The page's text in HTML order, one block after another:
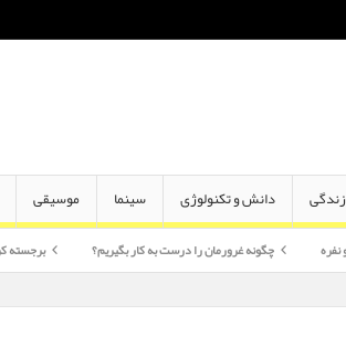
دانش و تکنولوژی سینما موسیقی
چگونه غرورمان را درست به کار بگیریم؟ برجسته کردن گونه